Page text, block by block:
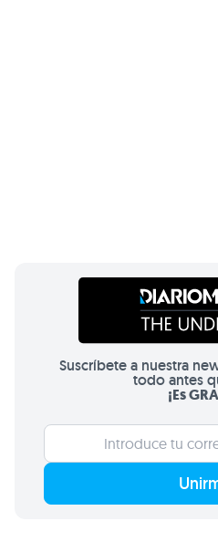
Suscríbete a nuestra
todo antes
¡Es